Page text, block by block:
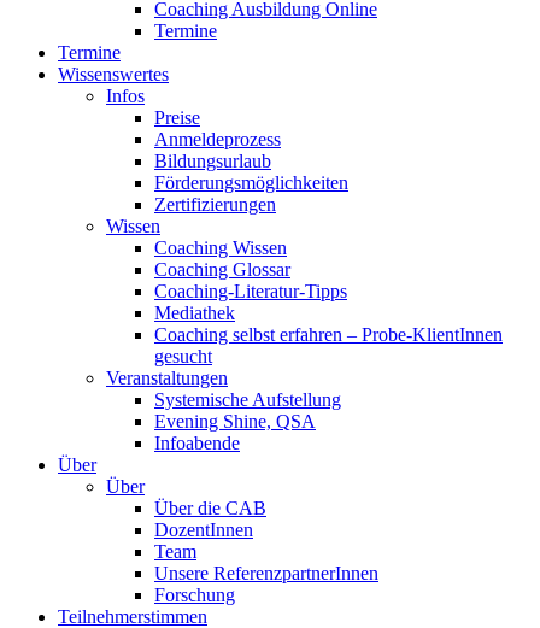
Coaching Ausbildung Online
Termine
Termine
Wissenswertes
Infos
Preise
Anmeldeprozess
Bildungsurlaub
Förderungsmöglichkeiten
Zertifizierungen
Wissen
Coaching Wissen
Coaching Glossar
Coaching-Literatur-Tipps
Mediathek
Coaching selbst erfahren – Probe-KlientInnen
gesucht
Veranstaltungen
Systemische Aufstellung
Evening Shine, QSA
Infoabende
Über
Über
Über die CAB
DozentInnen
Team
Unsere ReferenzpartnerInnen
Forschung
Teilnehmerstimmen